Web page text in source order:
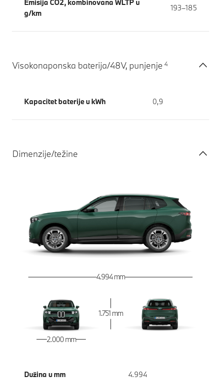
Emisija CO2, kombinovana WLTP u
g/km
193–185
Visokonaponska baterija/48V, punjenje 4
Kapacitet baterije u kWh 0,9
Dimenzije/težine
4.994 mm
2.000 mm
1.751 mm
Dužina u mm 4.994